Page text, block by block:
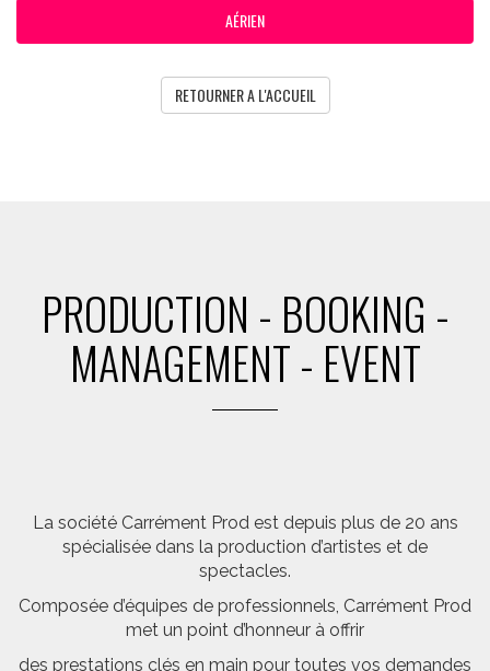
AÉRIEN
RETOURNER A L'ACCUEIL
PRODUCTION - BOOKING -
MANAGEMENT - EVENT
La société Carrément Prod est depuis plus de 20 ans
spécialisée dans la production d’artistes et de
spectacles.
Composée d’équipes de professionnels, Carrément Prod
met un point d’honneur à offrir
des prestations clés en main pour toutes vos demandes